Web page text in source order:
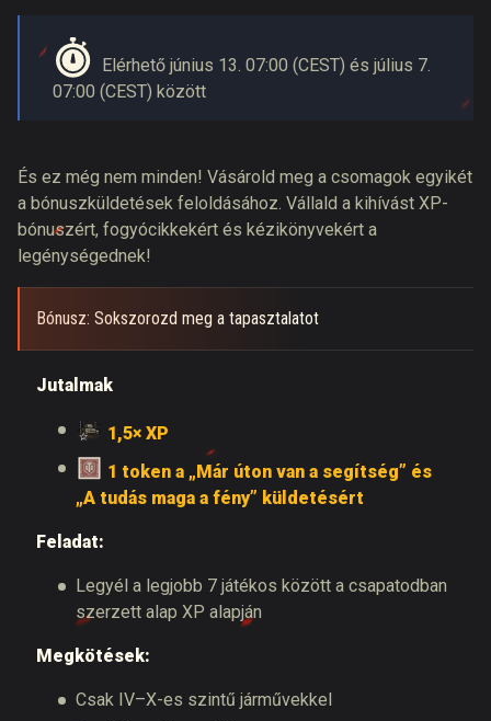
Elérhető június 13. 07:00 (CEST) és július 7.
07:00 (CEST) között
És ez még nem minden! Vásárold meg a csomagok egyikét
a bónuszküldetések feloldásához. Vállald a kihívást XP-
bónuszért, fogyócikkekért és kézikönyvekért a
legénységednek!
Bónusz: Sokszorozd meg a tapasztalatot
Jutalmak
1,5× XP
1 token a „Már úton van a segítség” és
„A tudás maga a fény” küldetésért
Feladat:
Legyél a legjobb 7 játékos között a csapatodban
szerzett alap XP alapján
Megkötések:
Csak IV–X-es szintű járművekkel